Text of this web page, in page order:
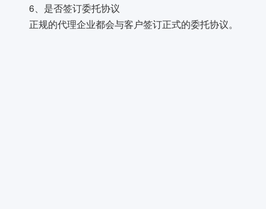
6、是否签订委托协议
正规的代理企业都会与客户签订正式的委托协议。